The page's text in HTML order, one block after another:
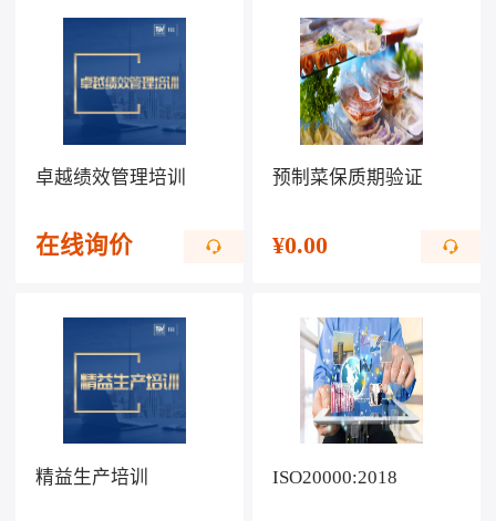
卓越绩效管理培训
在线询价
预制菜保质期验证
¥0.00
精益生产培训 ISO20000:2018